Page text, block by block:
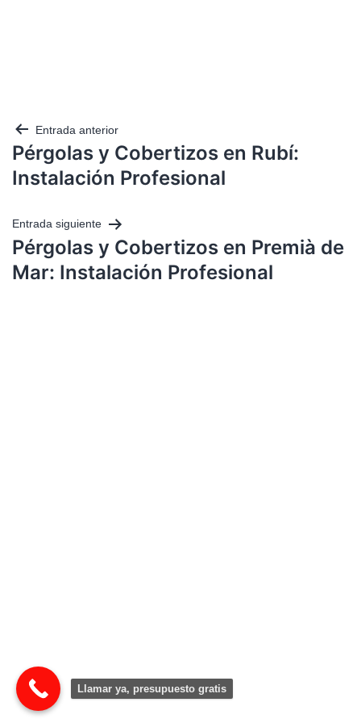
Entrada anterior
Pérgolas y Cobertizos en Rubí:
Instalación Profesional
Entrada siguiente
Pérgolas y Cobertizos en Premià de
Mar: Instalación Profesional
Llamar ya, presupuesto gratis